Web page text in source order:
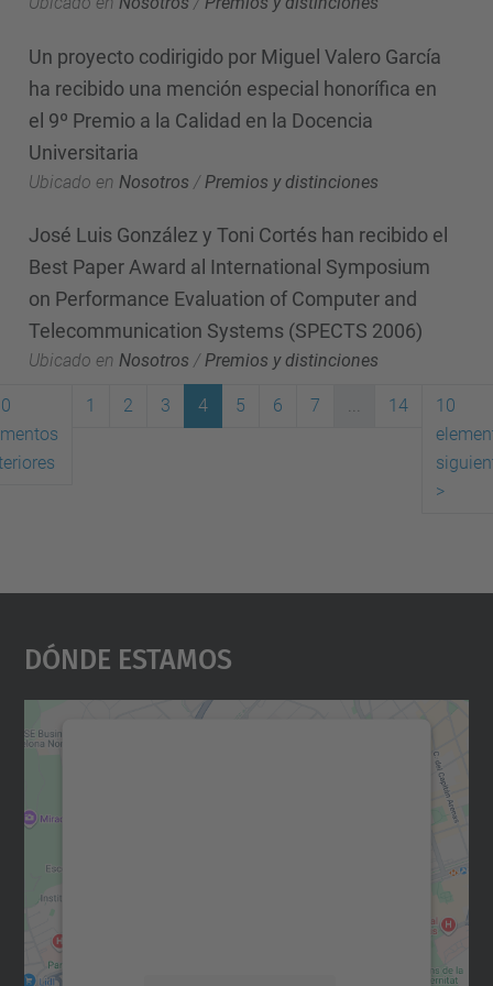
Un proyecto codirigido por Miguel Valero García
ha recibido una mención especial honorífica en
el 9º Premio a la Calidad en la Docencia
Universitaria
Ubicado en Nosotros / Premios y distinciones
José Luis González y Toni Cortés han recibido el
Best Paper Award al International Symposium
on Performance Evaluation of Computer and
Telecommunication Systems (SPECTS 2006)
Ubicado en Nosotros /Premios y distinciones
1 2 3 4 5 6 7 ... 14
10
>
Dónde Estamos